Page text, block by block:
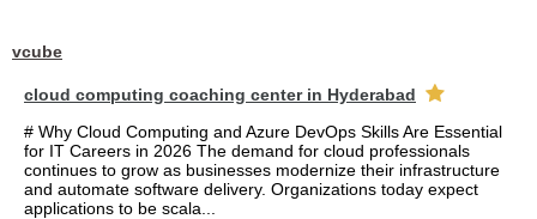
vcube
cloud computing coaching center in Hyderabad
# Why Cloud Computing and Azure DevOps Skills Are Essential
for IT Careers in 2026 The demand for cloud professionals
continues to grow as businesses modernize their infrastructure
and automate software delivery. Organizations today expect
applications to be scala...